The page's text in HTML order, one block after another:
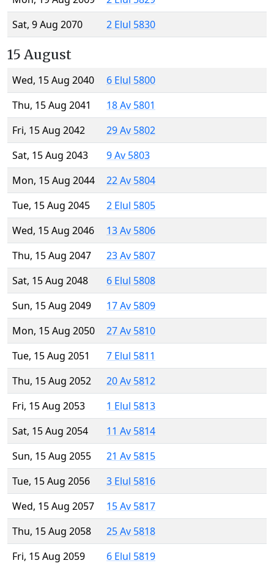
Sat, 9 Aug 2070
2 Elul 5830
15 August
Wed, 15 Aug 2040
6 Elul 5800
Thu, 15 Aug 2041
18 Av 5801
Fri, 15 Aug 2042
29 Av 5802
Sat, 15 Aug 2043
9 Av 5803
Mon, 15 Aug 2044
22 Av 5804
Tue, 15 Aug 2045
2 Elul 5805
Wed, 15 Aug 2046
13 Av 5806
Thu, 15 Aug 2047
23 Av 5807
Sat, 15 Aug 2048
6 Elul 5808
Sun, 15 Aug 2049
17 Av 5809
Mon, 15 Aug 2050
27 Av 5810
Tue, 15 Aug 2051
7 Elul 5811
Thu, 15 Aug 2052
20 Av 5812
Fri, 15 Aug 2053
1 Elul 5813
Sat, 15 Aug 2054
11 Av 5814
Sun, 15 Aug 2055
21 Av 5815
Tue, 15 Aug 2056
3 Elul 5816
Wed, 15 Aug 2057
15 Av 5817
Thu, 15 Aug 2058
25 Av 5818
Fri, 15 Aug 2059
6 Elul 5819